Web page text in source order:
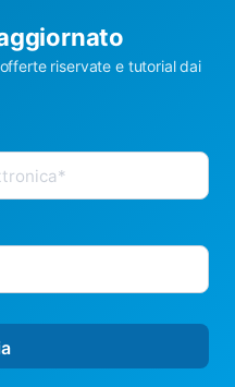
riservate e tutorial dai